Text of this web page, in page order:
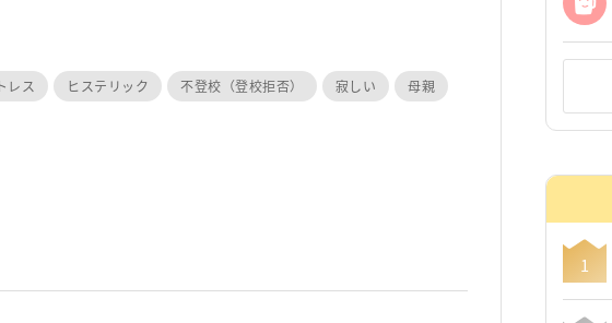
レス ヒステリック 不登校（登校拒否） 寂しい
母親